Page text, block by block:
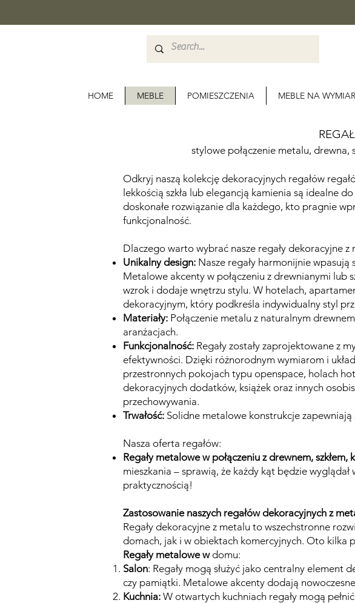
HOME MEBLE POMIESZCZENIA MEBLE NA
stylowe połączenie metalu,
Odkryj naszą kolekcję dekoracyjnych regałów
lekkością szkła lub elegancją kamienia są idealne
doskonałe rozwiązanie dla każdego, kto pragnie
funkcjonalność.
Dlaczego warto wybrać nasze regały dekoracyjne z
Unikalny design: Nasze regały harmonijnie
Metalowe akcenty w połączeniu z drewnianymi
wzrok i dodaje wnętrzu stylu. W hotelach,
dekoracyjnym, który podkreśla indywidualny styl
Materiały: Połączenie metalu z naturalnym
aranżacjach.
Funkcjonalność: Regały zostały zaprojektowane z
efektywności. Dzięki różnorodnym wymiarom i
przestronnych pokojach typu openspace, holach
dekoracyjnych dodatków, książek oraz innych
przechowywania.
Trwałość: Solidne metalowe konstrukcje
Nasza oferta regałów:
Regały metalowe w połączeniu z drewnem, szkłem,
mieszkania – sprawią, że każdy kąt będzie
praktycznością!
Zastosowanie naszych regałów dekoracyjnych z
Regały dekoracyjne z metalu to wszechstronne
domach, jak i w obiektach komercyjnych. Oto kilka
Regały metalowe wdomu:
Salon: Regały mogą służyć jako centralny element
czy pamiątki. Metalowe akcenty dodają
Kuchnia: W otwartych kuchniach regały mogą